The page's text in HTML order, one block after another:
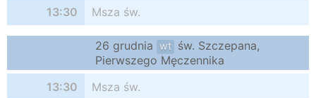
13:30 Msza św.
26 grudnia wt św. Szczepana,
Pierwszego Męczennika
13:30
Msza św.